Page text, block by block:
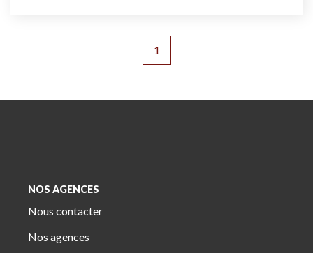
1
NOS AGENCES
Nous contacter
Nos agences